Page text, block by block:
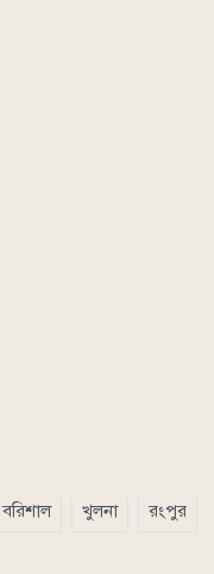
বরিশাল খুলনা রংপুর